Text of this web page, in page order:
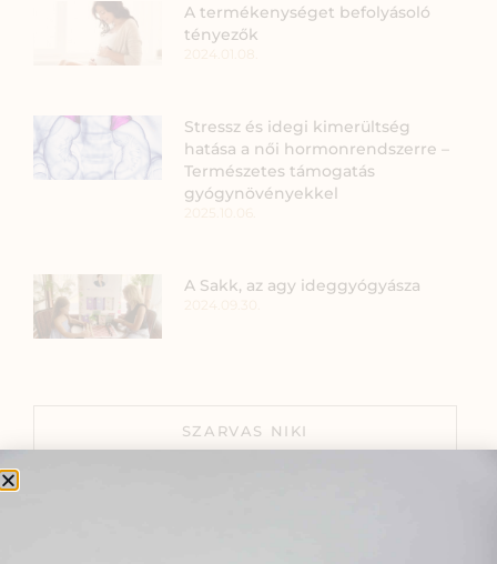
A termékenységet befolyásoló
tényezők
Stressz és idegi kimerültség
hatása a női hormonrendszerre –
Természetes támogatás
gyógynövényekkel
A Sakk, az agy ideggyógyásza
SZARVAS NIKI